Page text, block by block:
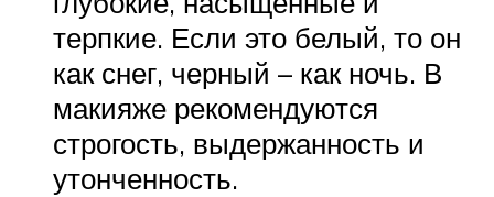
терпкие. Если это белый, то он
как снег, черный – как ночь. В
макияже рекомендуются
строгость, выдержанность и
утонченность.